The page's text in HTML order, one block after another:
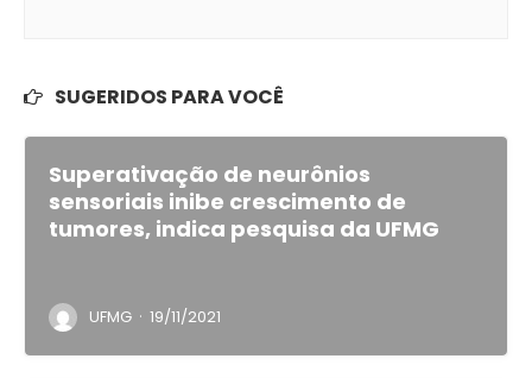
SUGERIDOS PARA VOCÊ
Superativação de neurônios
sensoriais inibe crescimento de
tumores, indica pesquisa da UFMG
UFMG · 19/11/2021